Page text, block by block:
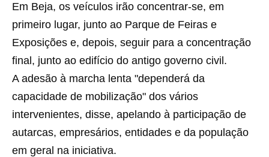
Em Beja, os veículos irão concentrar-se, em
primeiro lugar, junto ao Parque de Feiras e
Exposições e, depois, seguir para a concentração
final, junto ao edifício do antigo governo civil.
A adesão à marcha lenta "dependerá da
capacidade de mobilização" dos vários
intervenientes, disse, apelando à participação de
autarcas, empresários, entidades e da população
em geral na iniciativa.